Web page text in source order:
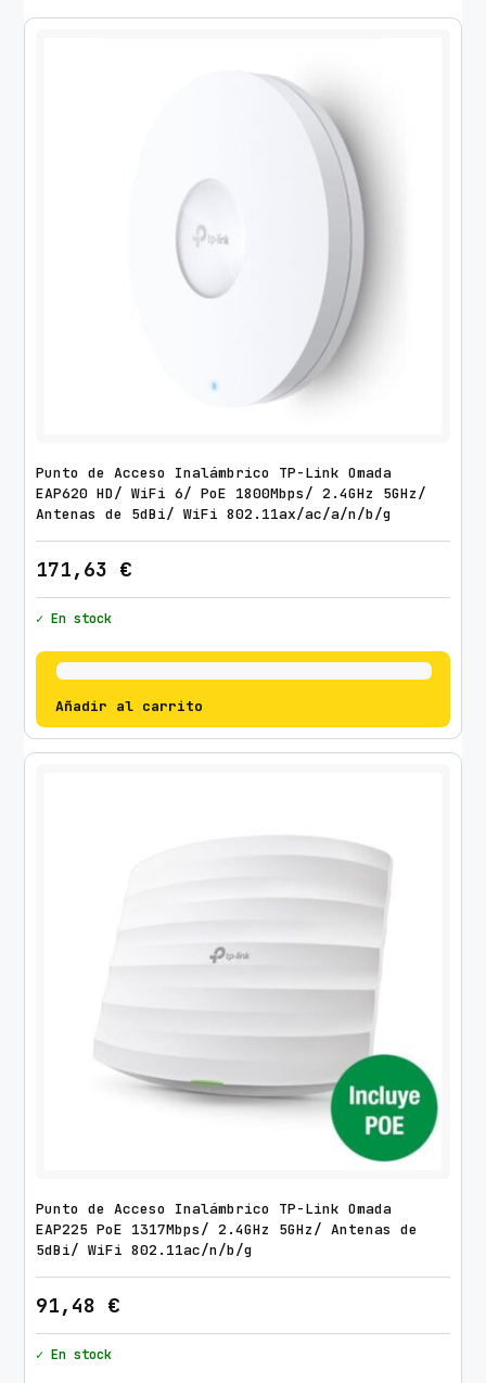
Punto de Acceso Inalámbrico TP-Link Omada
EAP620 HD/ WiFi 6/ PoE 1800Mbps/ 2.4GHz 5GHz/
Antenas de 5dBi/ WiFi 802.11ax/ac/a/n/b/g
171,63 €
✓ En stock
Añadir al carrito
Punto de Acceso Inalámbrico TP-Link Omada
EAP225 PoE 1317Mbps/ 2.4GHz 5GHz/ Antenas de
5dBi/ WiFi 802.11ac/n/b/g
91,48 €
✓ En stock